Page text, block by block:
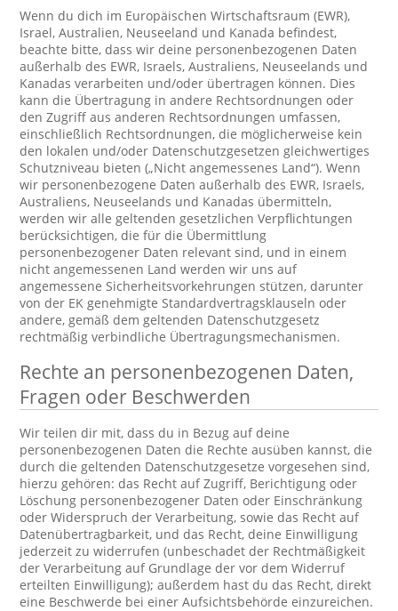
Wenn du dich im Europäischen Wirtschaftsraum (EWR),
Israel, Australien, Neuseeland und Kanada befindest,
beachte bitte, dass wir deine personenbezogenen Daten
außerhalb des EWR, Israels, Australiens, Neuseelands und
Kanadas verarbeiten und/oder übertragen können. Dies
kann die Übertragung in andere Rechtsordnungen oder
den Zugriff aus anderen Rechtsordnungen umfassen,
einschließlich Rechtsordnungen, die möglicherweise kein
den lokalen und/oder Datenschutzgesetzen gleichwertiges
Schutzniveau bieten („Nicht angemessenes Land“). Wenn
wir personenbezogene Daten außerhalb des EWR, Israels,
Australiens, Neuseelands und Kanadas übermitteln,
werden wir alle geltenden gesetzlichen Verpflichtungen
berücksichtigen, die für die Übermittlung
personenbezogener Daten relevant sind, und in einem
nicht angemessenen Land werden wir uns auf
angemessene Sicherheitsvorkehrungen stützen, darunter
von der EK genehmigte Standardvertragsklauseln oder
andere, gemäß dem geltenden Datenschutzgesetz
rechtmäßig verbindliche Übertragungsmechanismen.
Rechte an personenbezogenen Daten,
Fragen oder Beschwerden
Wir teilen dir mit, dass du in Bezug auf deine
personenbezogenen Daten die Rechte ausüben kannst, die
durch die geltenden Datenschutzgesetze vorgesehen sind,
hierzu gehören: das Recht auf Zugriff, Berichtigung oder
Löschung personenbezogener Daten oder Einschränkung
oder Widerspruch der Verarbeitung, sowie das Recht auf
Datenübertragbarkeit, und das Recht, deine Einwilligung
jederzeit zu widerrufen (unbeschadet der Rechtmäßigkeit
der Verarbeitung auf Grundlage der vor dem Widerruf
erteilten Einwilligung); außerdem hast du das Recht, direkt
eine Beschwerde bei einer Aufsichtsbehörde einzureichen.